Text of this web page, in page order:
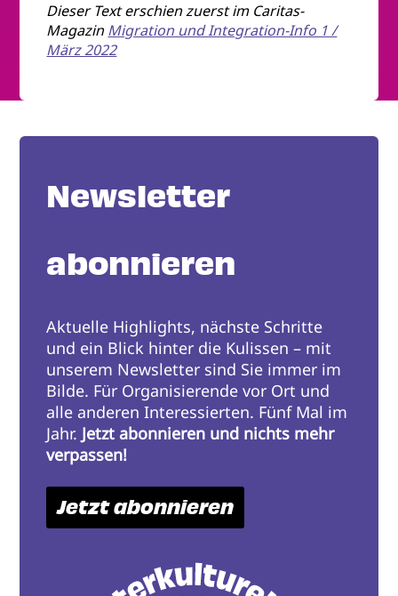
Dieser Text erschien zuerst im Caritas-
MagazinMigration und Integration-Info 1 /
März 2022
Newsletter
abonnieren
Aktuelle Highlights, nächste Schritte
und ein Blick hinter die Kulissen – mit
unserem Newsletter sind Sie immer im
Bilde. Für Organisierende vor Ort und
alle anderen Interessierten. Fünf Mal im
Jahr. Jetzt abonnieren und nichts mehr
verpassen!
Jetzt abonnieren